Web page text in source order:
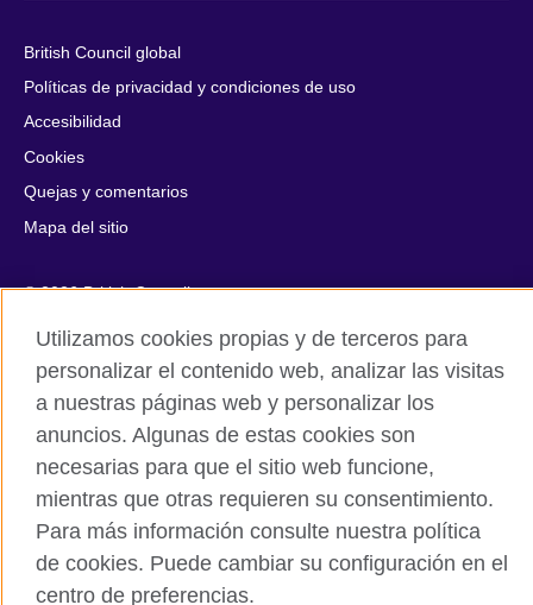
British Council global
Políticas de privacidad y condiciones de uso
Accesibilidad
Cookies
Quejas y comentarios
Mapa del sitio
© 2026 British Council
Asociados A.C., a not-for-profit entity established to undertake
cultural activities, including the promotion and diffusion of British
culture in Mexico, the fostering of cultural relations and mutual
understanding, the promotion of the English language, and the
advancement of cultural, scientific, technological, and other
forms of cooperation between the United Kingdom and Mexico.
The United Kingdom’s international organisation for cultural
relations and educational opportunities.
A registered charity: 209131 (England and Wales) SC037733
(Scotland).
Utilizamos cookies propias y de terceros para
personalizar el contenido web, analizar las visitas
a nuestras páginas web y personalizar los
anuncios. Algunas de estas cookies son
necesarias para que el sitio web funcione,
mientras que otras requieren su consentimiento.
Para más información consulte nuestra política
de cookies. Puede cambiar su configuración en el
centro de preferencias.